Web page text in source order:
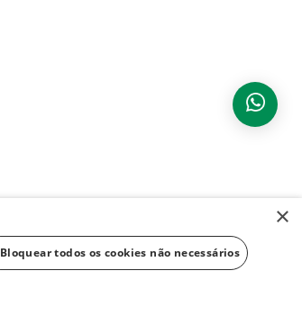
×
Bloquear todos os cookies não necessários